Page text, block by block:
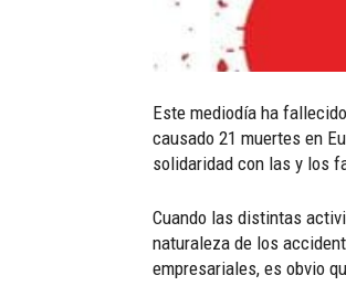
Este mediodía ha
causado 21 muertes en
solidaridad con las y los
Cuando las distintas
naturaleza de los
empresariales, es obvio